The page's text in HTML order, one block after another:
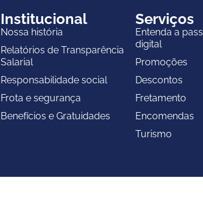
Institucional
Nossa história
Relatórios de Transparência
Salarial
Responsabilidade social
Frota e segurança
Benefícios e Gratuidades
Serviços
Entenda a
digital
Promoções
Descontos
Fretamento
Encomendas
Turismo